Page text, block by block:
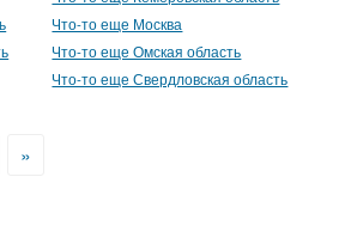
Что-то еще Москва
Что-то еще Омская область
Что-то еще Свердловская область
»